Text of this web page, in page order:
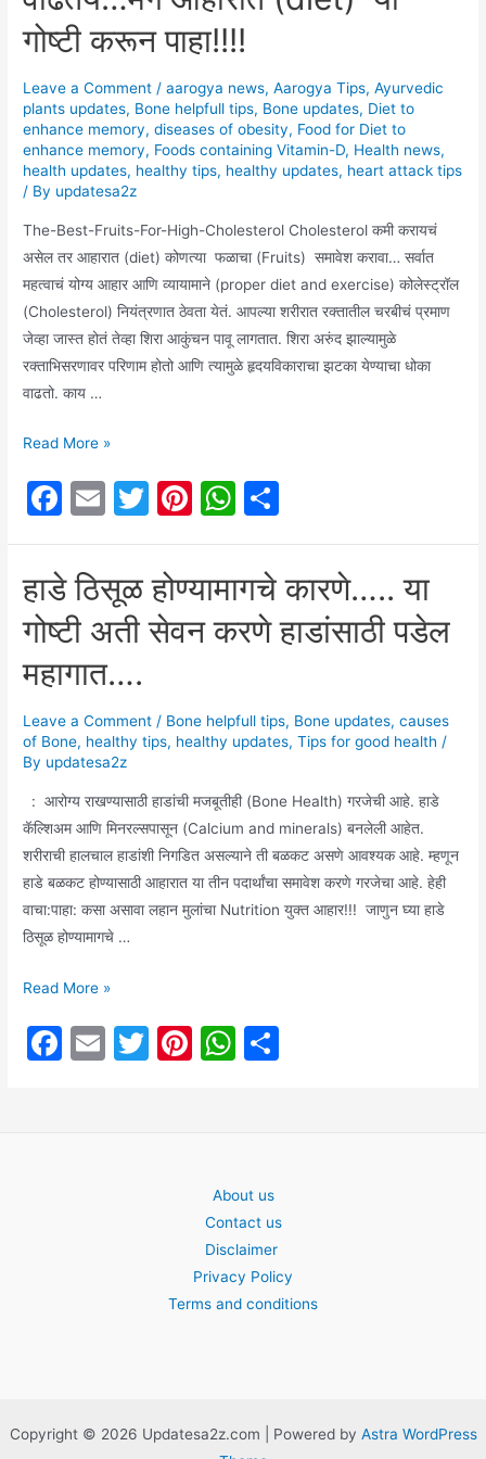
गोष्टी करून पाहा!!!!
Leave a Comment /aarogya news,Aarogya Tips,Ayurvedic
plants updates, Bone helpfull tips, Bone updates, Diet to
enhance memory,diseases of obesity, Food for Diet to
enhance memory, Foods containing Vitamin-D, Health news,
health updates, healthy tips, healthy updates, heart attack tips
/ By updatesa2z
The-Best-Fruits-For-High-Cholesterol Cholesterol कमी करायचं
असेल तर आहारात (diet) कोणत्या फळाचा (Fruits) समावेश करावा… सर्वात
महत्वाचं योग्य आहार आणि व्यायामाने (proper diet and exercise) कोलेस्ट्रॉल
(Cholesterol) नियंत्रणात ठेवता येतं. आपल्या शरीरात रक्तातील चरबीचं प्रमाण
जेव्हा जास्त होतं तेव्हा शिरा आकुंचन पावू लागतात. शिरा अरुंद झाल्यामुळे
रक्ताभिसरणावर परिणाम होतो आणि त्यामुळे हृदयविकाराचा झटका येण्याचा धोका
वाढतो. काय …
Cholesterol
प्रमाणात
मग
आहारात
(diet)
या
करून
पाहा!!!!
Read More »
F
a
c
e
b
o
o
k
E
m
l
T
w
itt
er
Pi
nt
e
st
W
h
at
s
A
p
h
e
हाडे ठिसूळ होण्यामागचे कारणे….. या
गोष्टी अती सेवन करणे हाडांसाठी पडेल
महागात….
Leave a Comment / Bone helpfull tips, Bone updates,causes
of Bone, healthy tips, healthy updates,Tips for good health /
By updatesa2z
: आरोग्य राखण्यासाठी हाडांची मजबूतीही (Bone Health) गरजेची आहे. हाडे
कॅल्शिअम आणि मिनरल्सपासून (Calcium and minerals) बनलेली आहेत.
शरीराची हालचाल हाडांशी निगडित असल्याने ती बळकट असणे आवश्यक आहे. म्हणून
हाडे बळकट होण्यासाठी आहारात या तीन पदार्थांचा समावेश करणे गरजेचा आहे. हेही
वाचा:पाहा: कसा असावा लहान मुलांचा Nutrition युक्त आहार!!! जाणुन घ्या हाडे
ठिसूळ होण्यामागचे …
हाडे
होण्यामागचे
Read More »
F
E
T
Pi
st
W
A
p
p
About us
Contact us
Disclaimer
Privacy Policy
Terms and conditions
Copyright © 2026 Updatesa2z.com | Powered by Astra WordPress